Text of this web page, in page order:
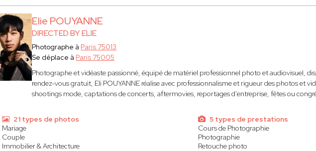
Elie POUYANNE
DIRECTED BY ELIE
Photographe à Paris 75013
Se déplace à Paris 75005
Photographe et vidéaste passionné, équipé de matériel professionnel photo et audiovisuel,
rendez-vous gratuit, Eli POUYANNE réalise avec professionnalisme et rigueur des photos et
shootings mode, captations de concerts, aftermovies, reportages d’entreprise, fêtes ou
21 types de photos
Mariage
Couple
Immobilier & Architecture
5 types de prestations
Cours de Photographie
Photographie
Retouche photo